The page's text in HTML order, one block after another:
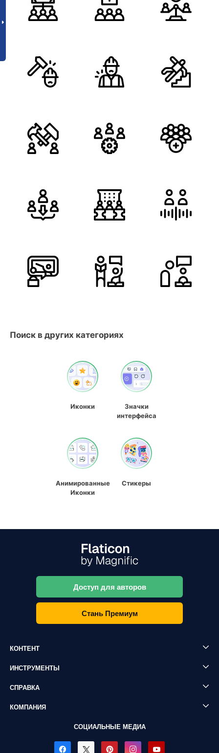
Поиск в других категориях
Иконки
Значки
интерфейса
Анимированные
Иконки
Стикеры
Доступ для авторов
Стань Премиум
КОНТЕНТ
ИНСТРУМЕНТЫ
СПРАВКА
КОМПАНИЯ
СОЦИАЛЬНЫЕ МЕДИА